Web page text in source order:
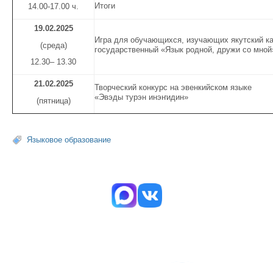
14.00-17.00 ч.
Итоги
19.02.2025
(среда)
12.30– 13.30
Игра для обучающихся, изучающих якутский
государственный «Язык родной, дружи со
21.02.2025
(пятница)
Творческий конкурс на эвенкийском языке
«Эвэды турэн инэҥидин»
Языковое образование